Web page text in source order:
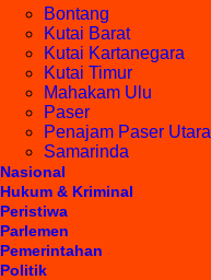
Bontang
Kutai Barat
Kutai Kartanegara
Kutai Timur
Mahakam Ulu
Paser
Penajam Paser Utara
Samarinda
Nasional
Hukum & Kriminal
Peristiwa
Parlemen
Pemerintahan
Politik